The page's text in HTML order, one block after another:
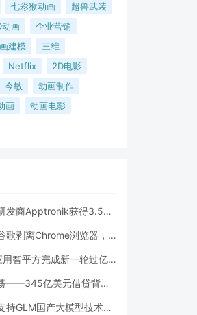
七彩猴动画
超兽武装
动画
企业营销
建模
三维
Netflix
2D电影
今敏
动画制作
画
动画电影
获得3.5亿美元A轮融资
浏览器，但允许其进行AI投资
方完成新一轮过亿元Pre-A+轮融资
亿美元借贷背后的“生死赌局”
GLM国产大模型技术发展